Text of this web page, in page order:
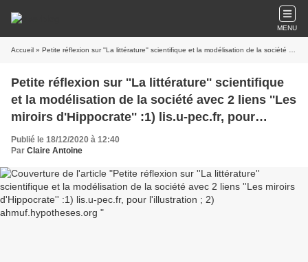
MENU
Accueil » Petite réflexion sur ''La littérature'' scientifique et la modélisation de la société avec 2 liens ''Les miroirs d'Hippocrate'' :1) lis.u-pec.fr, pour l'illustration ; 2) ahmuf.hypotheses.org
Petite réflexion sur ''La littérature'' scientifique
et la modélisation de la société avec 2 liens ''Les
miroirs d'Hippocrate'' :1) lis.u-pec.fr, pour
l'illustration ; 2) ahmuf.hypotheses.org
Publié le 18/12/2020 à 12:40
Par Claire Antoine